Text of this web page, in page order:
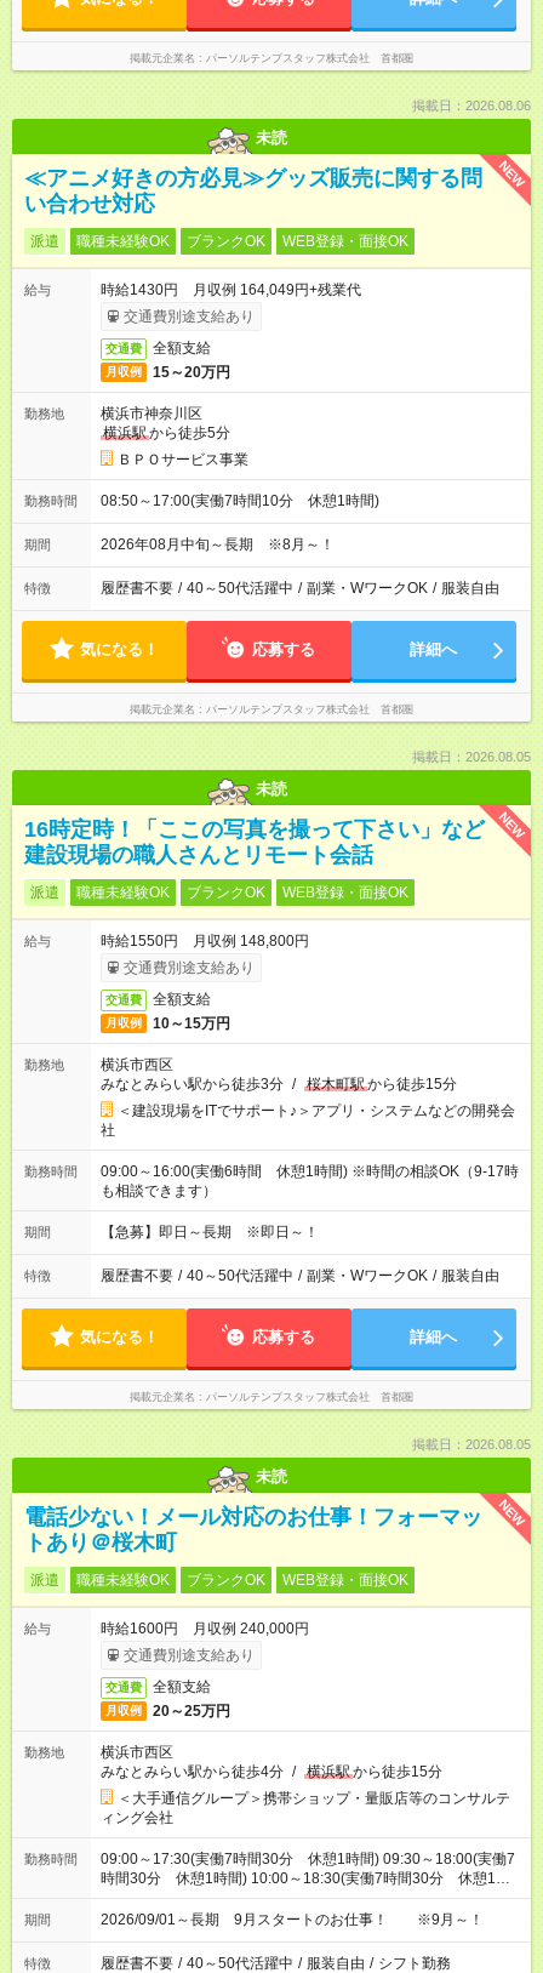
掲載元企業名 パーソルテンプスタッフ株式会社 首都圏
掲載日：2026.08.06
未読
NEW
≪アニメ好きの方必見≫グッズ販売に関する問
い合わせ対応
派遣 職種未経験OK ブランクOK WEB登録・面接OK
給与
時給1430円 月収例 164,049円+残業代
交通費別途支給あり
交通費 全額支給
月収例 15～20万円
勤務地
横浜市神奈川区
横浜駅から徒歩5分
ＢＰＯサービス事業
勤務時間 08:50～17:00(実働7時間10分 休憩1時間)
期間 2026年08月中旬～長期 ※8月～！
特徴 履歴書不要 / 40～50代活躍中 / 副業・WワークOK / 服装自由
気になる！ 応募する 詳細へ
掲載元企業名 パーソルテンプスタッフ株式会社 首都圏
掲載日：2026.08.05
未読
NEW
16時定時！「ここの写真を撮って下さい」など
建設現場の職人さんとリモート会話
派遣 職種未経験OK ブランクOK WEB登録・面接OK
給与
時給1550円 月収例 148,800円
交通費別途支給あり
交通費 全額支給
月収例 10～15万円
勤務地
横浜市西区
みなとみらい駅から徒歩3分 / 桜木町駅から徒歩15分
＜建設現場をITでサポート♪＞アプリ・システムなどの開発会
社
勤務時間
09:00～16:00(実働6時間 休憩1時間) ※時間の相談OK（9-17時
も相談できます）
期間 【急募】即日～長期 ※即日～！
特徴 履歴書不要 / 40～50代活躍中 / 副業・WワークOK / 服装自由
気になる！ 応募する 詳細へ
掲載元企業名 パーソルテンプスタッフ株式会社 首都圏
掲載日：2026.08.05
未読
NEW
電話少ない！メール対応のお仕事！フォーマッ
トあり＠桜木町
派遣 職種未経験OK ブランクOK WEB登録・面接OK
給与
時給1600円 月収例 240,000円
交通費別途支給あり
交通費 全額支給
月収例 20～25万円
勤務地
横浜市西区
みなとみらい駅から徒歩4分 / 横浜駅から徒歩15分
＜大手通信グループ＞携帯ショップ・量販店等のコンサルテ
ィング会社
勤務時間
09:00～17:30(実働7時間30分 休憩1時間) 09:30～18:00(実働7
時間30分 休憩1時間) 10:00～18:30(実働7時間30分 休憩1時
間) ※9:00～19:00の間で7.5時間の勤務（シフトの希望も出せま
す！）
期間 2026/09/01～長期 9月スタートのお仕事！ ※9月～！
特徴 履歴書不要 / 40～50代活躍中 / 服装自由 / シフト勤務